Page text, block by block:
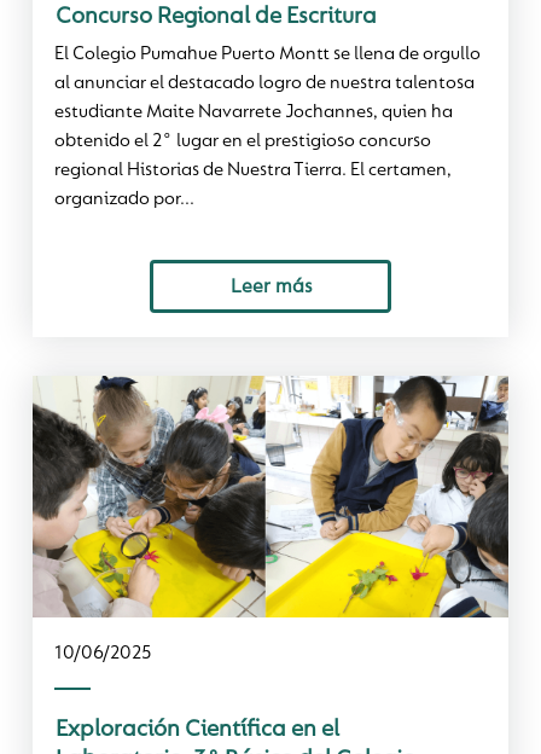
Concurso Regional de Escritura
El Colegio Pumahue Puerto Montt se llena de orgullo
al anunciar el destacado logro de nuestra talentosa
estudiante Maite Navarrete Jochannes, quien ha
obtenido el 2° lugar en el prestigioso concurso
regional Historias de Nuestra Tierra. El certamen,
organizado por...
Leer más
10/06/2025
Exploración Científica en el